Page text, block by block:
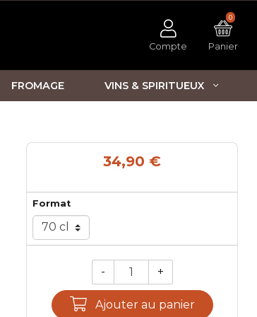
Compte
0
Panier
FROMAGE VINS & SPIRITUEUX
34,90 €
Format
- +
Ajouter au panier